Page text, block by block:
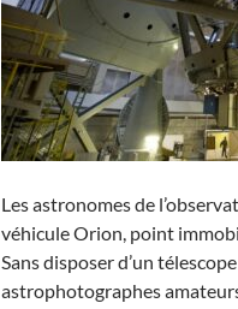
Les astronomes de
véhicule Orion, point
Sans disposer d’un
astrophotographes